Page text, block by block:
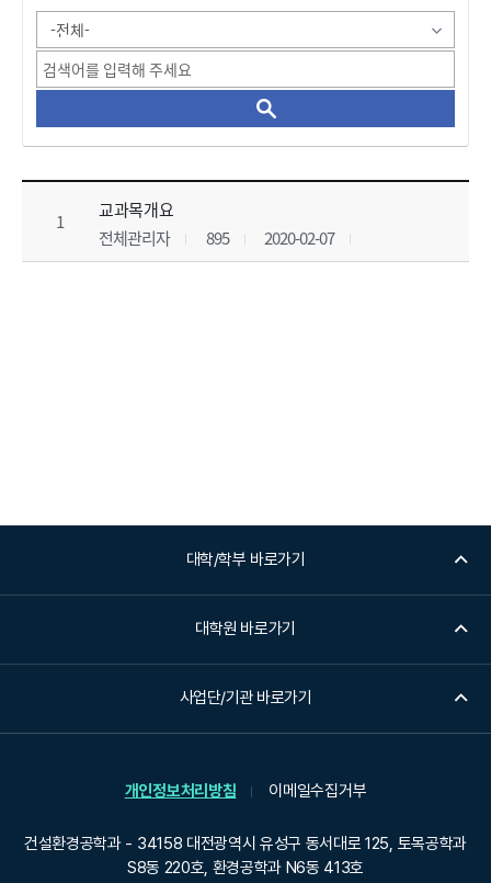
대학원(토목공학과)_교육과정 목록 으로 번호, 제목, 작성자, 조회수, 등록 일, 첨부파일로 나열 되고 있습니다.
1
교과목개요
전체관리자
895 2020-02-07
대학/학부 바로가기
대학원 바로가기
사업단/기관 바로가기
개인정보처리방침 이메일수집거부
건설환경공학과 - 34158 대전광역시 유성구 동서대로 125, 토목공학과
S8동 220호, 환경공학과 N6동 413호